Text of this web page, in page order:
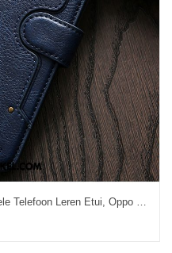
Oppo R15 Pro Hoesje Bedrijf Mobiele Telefoon Leren Etui, Oppo R15 Pro Hoesje Bescherming Folio